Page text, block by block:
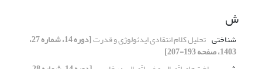
ش
شناختی تحلیل کلام انتقادی ایدئولوژی و قدرت [دوره 14، شماره 27،
1403، صفحه 193-207]